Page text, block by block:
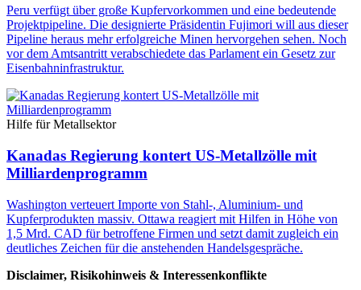
Peru verfügt über große Kupfervorkommen und eine bedeutende
Projektpipeline. Die designierte Präsidentin Fujimori will aus dieser
Pipeline heraus mehr erfolgreiche Minen hervorgehen sehen. Noch
vor dem Amtsantritt verabschiedete das Parlament ein Gesetz zur
Eisenbahninfrastruktur.
Hilfe für Metallsektor
Kanadas Regierung kontert US-Metallzölle mit
Milliardenprogramm
Washington verteuert Importe von Stahl-, Aluminium- und
Kupferprodukten massiv. Ottawa reagiert mit Hilfen in Höhe von
1,5 Mrd. CAD für betroffene Firmen und setzt damit zugleich ein
deutliches Zeichen für die anstehenden Handelsgespräche.
Disclaimer, Risikohinweis & Interessenkonflikte